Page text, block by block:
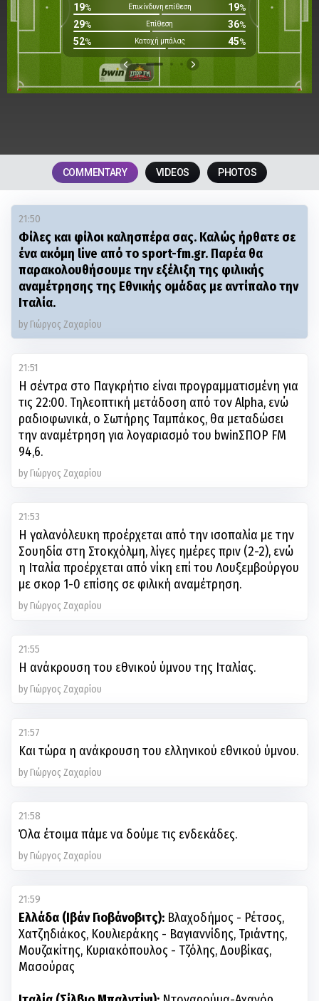
Επικίνδυνη επίθεση
19% 19%
Επίθεση
29% 36%
Κατοχή μπάλας
52% 45%
COMMENTARY VIDEOS PHOTOS
21:50
Φίλες και φίλοι καλησπέρα σας. Καλώς ήρθατε σε
ένα ακόμη live από το sport-fm.gr. Παρέα θα
παρακολουθήσουμε την εξέλιξη της φιλικής
αναμέτρησης της Εθνικής ομάδας με αντίπαλο την
Ιταλία.
by Γιώργος Ζαχαρίου
21:51
Η σέντρα στο Παγκρήτιο είναι προγραμματισμένη για
τις 22:00. Τηλεοπτική μετάδοση από τον Alpha, ενώ
ραδιοφωνικά, ο Σωτήρης Ταμπάκος, θα μεταδώσει
την αναμέτρηση για λογαριασμό του bwinΣΠΟΡ FM
94,6.
by Γιώργος Ζαχαρίου
21:53
Η γαλανόλευκη προέρχεται από την ισοπαλία με την
Σουηδία στη Στοκχόλμη, λίγες ημέρες πριν (2-2), ενώ
η Ιταλία προέρχεται από νίκη επί του Λουξεμβούργου
με σκορ 1-0 επίσης σε φιλική αναμέτρηση.
by Γιώργος Ζαχαρίου
21:55
H ανάκρουση του εθνικού ύμνου της Ιταλίας.
by Γιώργος Ζαχαρίου
21:57
Και τώρα η ανάκρουση του ελληνικού εθνικού ύμνου.
by Γιώργος Ζαχαρίου
21:58
Όλα έτοιμα πάμε να δούμε τις ενδεκάδες.
by Γιώργος Ζαχαρίου
21:59
Ελλάδα (Ιβάν Γιοβάνοβιτς): Βλαχοδήμος - Ρέτσος,
Χατζηδιάκος, Κουλιεράκης - Βαγιαννίδης, Τριάντης,
Μουζακίτης, Κυριακόπουλος - Tζόλης, Δουβίκας,
Μασούρας